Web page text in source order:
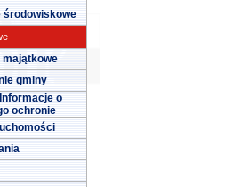
środowiskowe
majątkowe
gminy
o
ochronie